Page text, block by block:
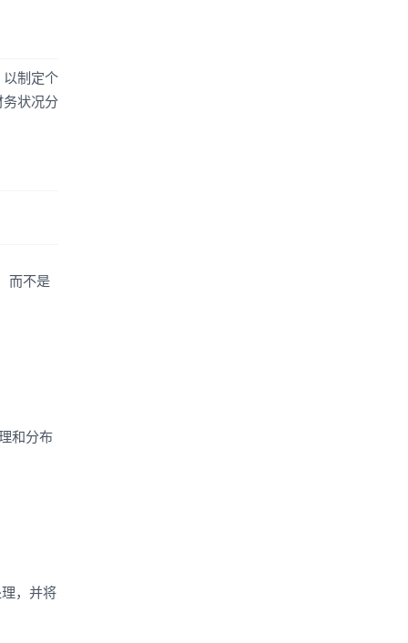
制定个
状况分
而不是
和分布
，并将